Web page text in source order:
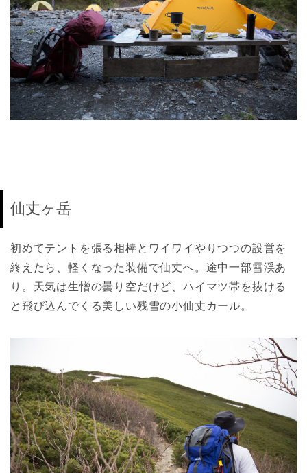
仙丈ヶ岳
初めてテントを張る相棒とワイワイやりつつの設営を
終えたら、軽くなった装備で仙丈へ。途中一部雪渓あ
り。天気は生憎の曇り空だけど、ハイマツ帯を抜ける
と飛び込んでくる美しい残雪の小仙丈カール。